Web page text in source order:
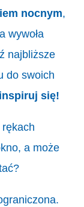
nocnym,
wywoła
najbliższe
do swoich
się!
a może